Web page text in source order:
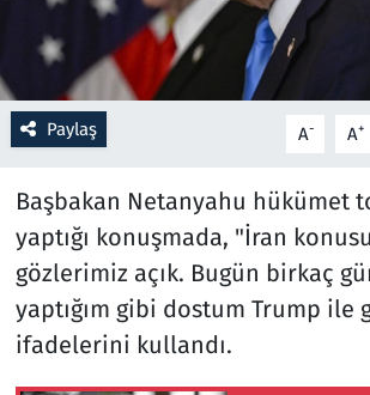
Paylaş A- A+
Başbakan Netanyahu hükümet
yaptığı konuşmada, "İran
gözlerimiz açık. Bugün birkaç
yaptığım gibi dostum Trump ile
ifadelerini kullandı.
Sağlık
Savunma Sanayi
Seçim 2023
Spor
Teknoloji ve Bilim
Televizyon